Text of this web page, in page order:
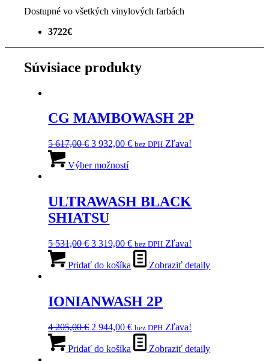
Dostupné vo všetkých vinylových farbách
3722€
Súvisiace produkty
CG MAMBOWASH 2P
5 617,00€ Pôvodná
bola:
3 932,00€Aktuálna
bez DPH Zľava!
Výber možnostíprodukt
variantov.
Možnosti
vybrať
na
stránke
produktu.
ULTRAWASH BLACK
SHIATSU
5 531,00€ Pôvodná
bola:
3 319,00€Aktuálna
cena
je:
bez DPH Zľava!
Pridať do košíka Zobraziť detaily
IONIANWASH 2P
4 205,00€ Pôvodná
bola:
2 944,00€Aktuálna
cena
je:
bez DPH Zľava!
Pridať do košíka Zobraziť detaily